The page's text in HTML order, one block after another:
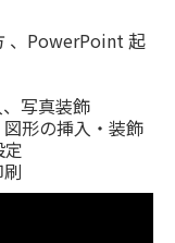
、PowerPoint 起
写真装飾
形の挿入・装飾